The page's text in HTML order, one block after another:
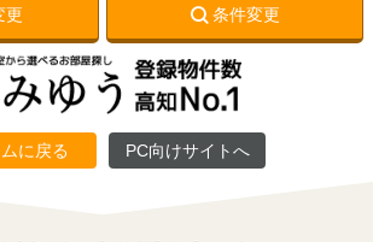
更 条件変更
に戻る PC向けサイトへ